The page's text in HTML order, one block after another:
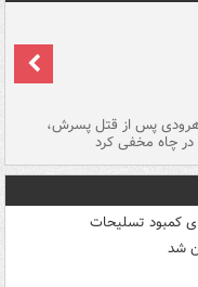
پس از قتل پسرش،
چاه مخفی کرد
کمبود تسلیحات
شد